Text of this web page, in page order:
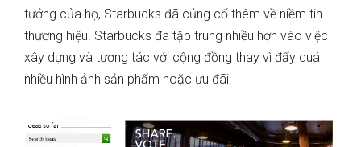
tưởng của họ, Starbucks đã củng cố thêm về niềm tin
thương hiệu. Starbucks đã tập trung nhiều hơn vào việc
xây dựng và tương tác với cộng đồng thay vì đẩy quá
nhiều hình ảnh sản phẩm hoặc ưu đãi.